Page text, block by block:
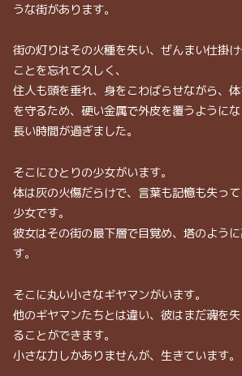
うな街があります。
街の灯りはその火種を失い、ぜんまい仕掛
ことを忘れて久しく、
住人も頭を垂れ、身をこわばらせながら、
を守るため、硬い金属で外皮を覆うように
長い時間が過ぎました。
そこにひとりの少女がいます。
体は灰の火傷だらけで、言葉も記憶も失っ
少女です。
彼女はその街の最下層で目覚め、塔のよう
す。
そこに丸い小さなギヤマンがいます。
他のギヤマンたちとは違い、彼はまだ魂を
ることができます。
小さな力しかありませんが、生きています。